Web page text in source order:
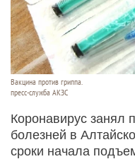
Вакцина против гриппа.
пресс-служба АКЗС
Коронавирус занял
болезней в
сроки начала